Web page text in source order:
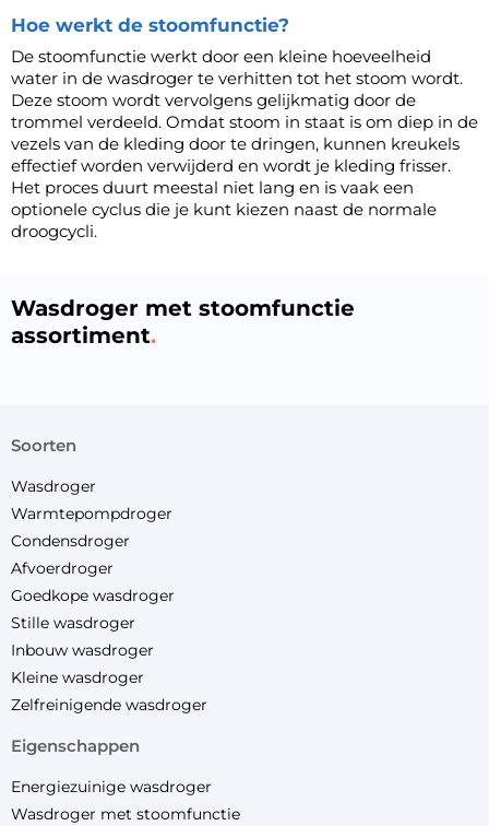
Hoe werkt de stoomfunctie?
De stoomfunctie werkt door een kleine hoeveelheid
water in de wasdroger te verhitten tot het stoom wordt.
Deze stoom wordt vervolgens gelijkmatig door de
trommel verdeeld. Omdat stoom in staat is om diep in de
vezels van de kleding door te dringen, kunnen kreukels
effectief worden verwijderd en wordt je kleding frisser.
Het proces duurt meestal niet lang en is vaak een
optionele cyclus die je kunt kiezen naast de normale
droogcycli.
Wasdroger met stoomfunctie
assortiment
soorten
Wasdroger
Warmtepompdroger
Condensdroger
Afvoerdroger
Goedkope wasdroger
Stille wasdroger
Inbouw wasdroger
Kleine wasdroger
Zelfreinigende wasdroger
eigenschappen
Energiezuinige wasdroger
Wasdroger met stoomfunctie